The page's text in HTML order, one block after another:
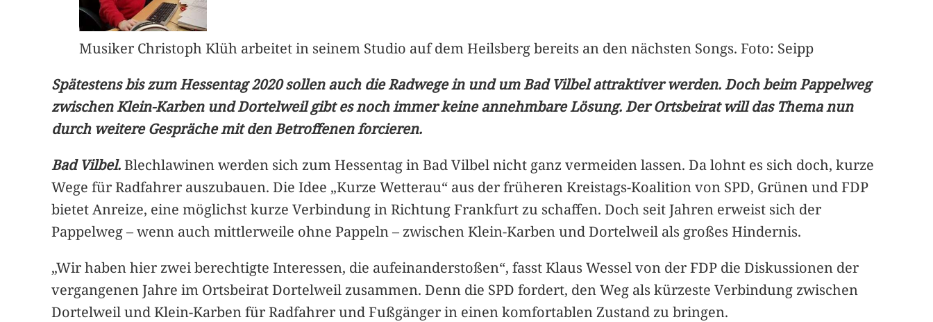
Musiker Christoph Klüh arbeitet in seinem Studio auf dem Heilsberg bereits an den nächsten Songs. Foto: Seipp
Spätestens bis zum Hessentag 2020 sollen auch die Radwege in und um Bad Vilbel attraktiver werden. Doch beim Pappelweg
zwischen Klein-Karben und Dortelweil gibt es noch immer keine annehmbare Lösung. Der Ortsbeirat will das Thema nun
durch weitere Gespräche mit den Betroffenen forcieren.
Bad Vilbel.Blechlawinen werden sich zum Hessentag in Bad Vilbel nicht ganz vermeiden lassen. Da lohnt es sich doch, kurze
Wege für Radfahrer auszubauen. Die Idee „Kurze Wetterau“ aus der früheren Kreistags-Koalition von SPD, Grünen und FDP
bietet Anreize, eine möglichst kurze Verbindung in Richtung Frankfurt zu schaffen. Doch seit Jahren erweist sich der
Pappelweg – wenn auch mittlerweile ohne Pappeln – zwischen Klein-Karben und Dortelweil als großes Hindernis.
„Wir haben hier zwei berechtigte Interessen, die aufeinanderstoßen“, fasst Klaus Wessel von der FDP die Diskussionen der
vergangenen Jahre im Ortsbeirat Dortelweil zusammen. Denn die SPD fordert, den Weg als kürzeste Verbindung zwischen
Dortelweil und Klein-Karben für Radfahrer und Fußgänger in einen komfortablen Zustand zu bringen.